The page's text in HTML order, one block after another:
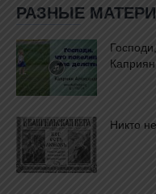
РАЗНЫЕ
Никто